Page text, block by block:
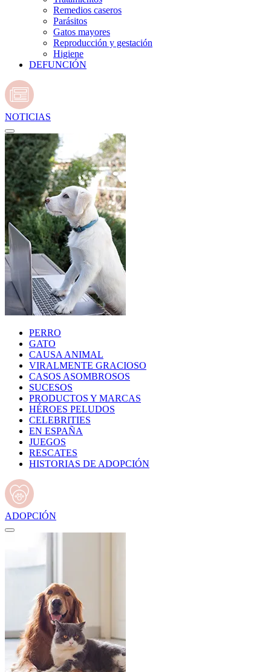
Remedios caseros
Parásitos
Gatos mayores
Reproducción y gestación
Higiene
DEFUNCIÓN
NOTICIAS
PERRO
GATO
CAUSA ANIMAL
VIRALMENTE GRACIOSO
CASOS ASOMBROSOS
SUCESOS
PRODUCTOS Y MARCAS
HÉROES PELUDOS
CELEBRITIES
EN ESPAÑA
JUEGOS
RESCATES
HISTORIAS DE ADOPCIÓN
ADOPCIÓN